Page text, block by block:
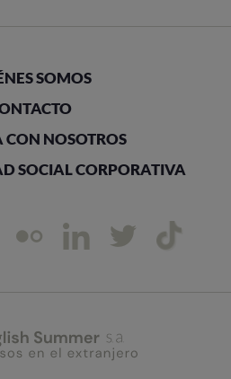
SOMOS
NOSOTROS
SOCIAL CORPORATIVA